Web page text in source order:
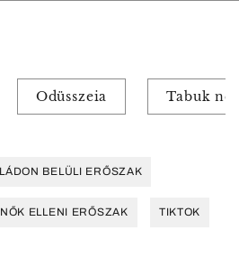
Odüsszeia Tabuk
BELÜLI ERŐSZAK
NŐK ELLENI ERŐSZAK TIKTOK